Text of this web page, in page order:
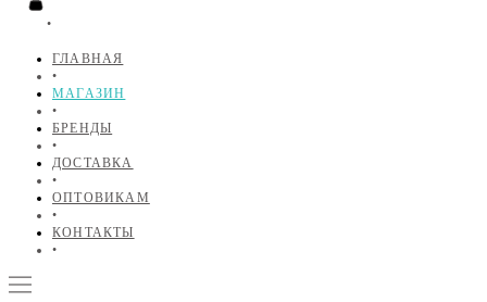
•
ГЛАВНАЯ
•
МАГАЗИН
•
БРЕНДЫ
•
ДОСТАВКА
•
ОПТОВИКАМ
•
КОНТАКТЫ
•